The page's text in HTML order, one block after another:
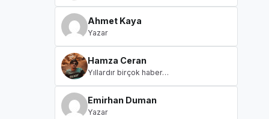
Ahmet Kaya
Yazar
Hamza Ceran
Yıllardır birçok haber…
Emirhan Duman
Yazar